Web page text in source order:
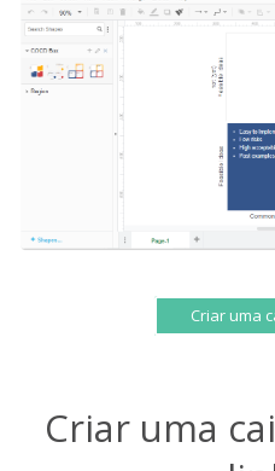
Criar uma
Criar uma